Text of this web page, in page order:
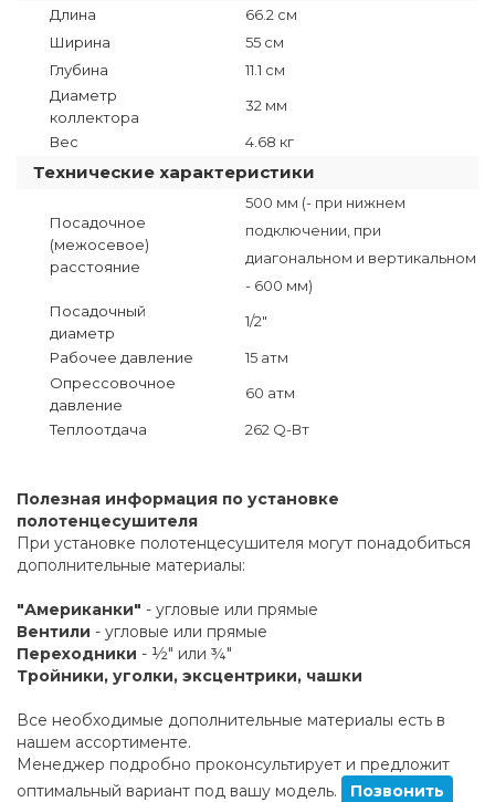
Длина
66.2 см
Ширина
55 см
Глубина
11.1 см
Диаметр
коллектора
32 мм
Вес 4.68 кг
Технические характеристики
Посадочное
(межосевое)
расстояние
500 мм (- при нижнем
подключении, при
диагональном и вертикальном
- 600 мм)
Посадочный
диаметр
1/2"
Рабочее давление
15 атм
Опрессовочное
давление
60 атм
Теплоотдача 262 Q-Вт
Полезная информация по установке
полотенцесушителя
При установке полотенцесушителя могут понадобиться
дополнительные материалы:
"Американки" - угловые или прямые
Вентили - угловые или прямые
Переходники - ½" или ¾"
Тройники, уголки, эксцентрики, чашки
Все необходимые дополнительные материалы есть в
нашем ассортименте.
Менеджер подробно проконсультирует и предложит
оптимальный вариант под вашу модель.
Позвонить